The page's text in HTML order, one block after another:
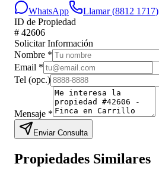
WhatsApp
Llamar (8812 1717)
ID de Propiedad
# 42606
Solicitar Información
Nombre *
Email *
Tel (opc.)
Mensaje *
Enviar Consulta
Propiedades Similares